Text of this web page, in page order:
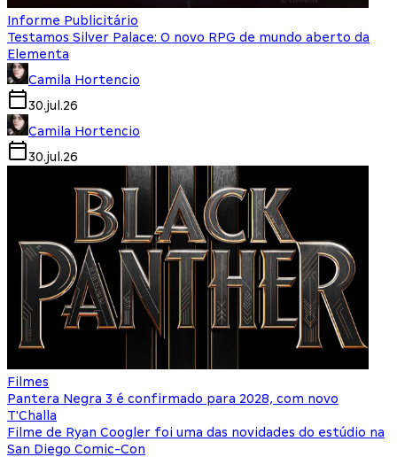
Informe Publicitário
Testamos Silver Palace: O novo RPG de mundo aberto da
Elementa
Camila Hortencio
30.jul.26
Camila Hortencio
30.jul.26
Filmes
Pantera Negra 3 é confirmado para 2028, com novo
T'Challa
Filme de Ryan Coogler foi uma das novidades do estúdio na
San Diego Comic-Con